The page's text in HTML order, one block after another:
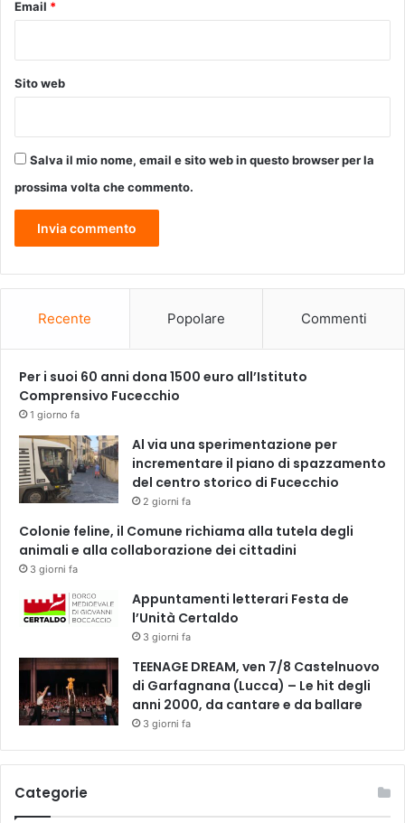
f
i
l
e
a
l
a
m
m
o
o
v
n
c
i
a
l
Email *
Sito web
Salva il mio nome, email e sito web in questo browser per la
prossima volta che commento.
Recente Popolare Commenti
Per i suoi 60 anni dona 1500 euro all’Istituto
Comprensivo Fucecchio
1 giorno fa
Al via una sperimentazione per
incrementare il piano di spazzamento
del centro storico di Fucecchio
2 giorni fa
Colonie feline, il Comune richiama alla tutela degli
animali e alla collaborazione dei cittadini
3 giorni fa
Appuntamenti letterari Festa de
l’Unità Certaldo
3 giorni fa
TEENAGE DREAM, ven 7/8 Castelnuovo
di Garfagnana (Lucca) – Le hit degli
anni 2000, da cantare e da ballare
3 giorni fa
Categorie